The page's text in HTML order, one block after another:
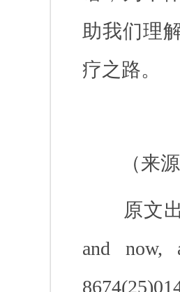
助我们理
疗之路。
（来
原文
and now,